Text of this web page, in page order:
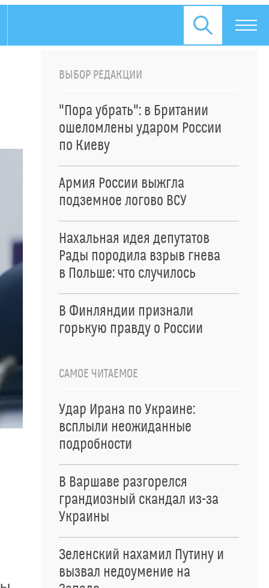
ВЫБОР РЕДАКЦИИ
"Пора убрать": в Британии
ошеломлены ударом России
по Киеву
Армия России выжгла
подземное логово ВСУ
Нахальная идея депутатов
Рады породила взрыв гнева
в Польше: что случилось
В Финляндии признали
горькую правду о России
САМОЕ ЧИТАЕМОЕ
Удар Ирана по Украине:
всплыли неожиданные
подробности
В Варшаве разгорелся
грандиозный скандал из-за
Украины
Зеленский нахамил Путину и
вызвал недоумение на